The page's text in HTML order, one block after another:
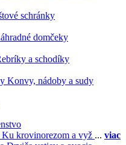
schránky
domčeky
a schodíky
Konvy, nádoby a sudy
Ku krovinorezom a vyž ... viac